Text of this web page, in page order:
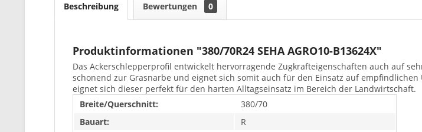
Beschreibung Bewertungen 0
Produktinformationen "380/70R24 SEHA AGRO10-B13624X"
Das Ackerschlepperprofil entwickelt hervorragende Zugkrafteigenschaften auch auf
schonend zur Grasnarbe und eignet sich somit auch für den Einsatz auf
eignet sich dieser perfekt für den harten Alltagseinsatz im Bereich der Landwirtschaft.
Breite/Querschnitt:
380/70
Bauart:
R